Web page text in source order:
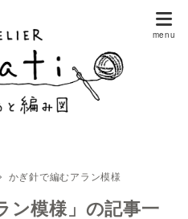
かぎ針で編むアラン模様
ン模様」の記事一